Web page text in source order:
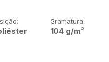
Gramatura:
104 g/m²